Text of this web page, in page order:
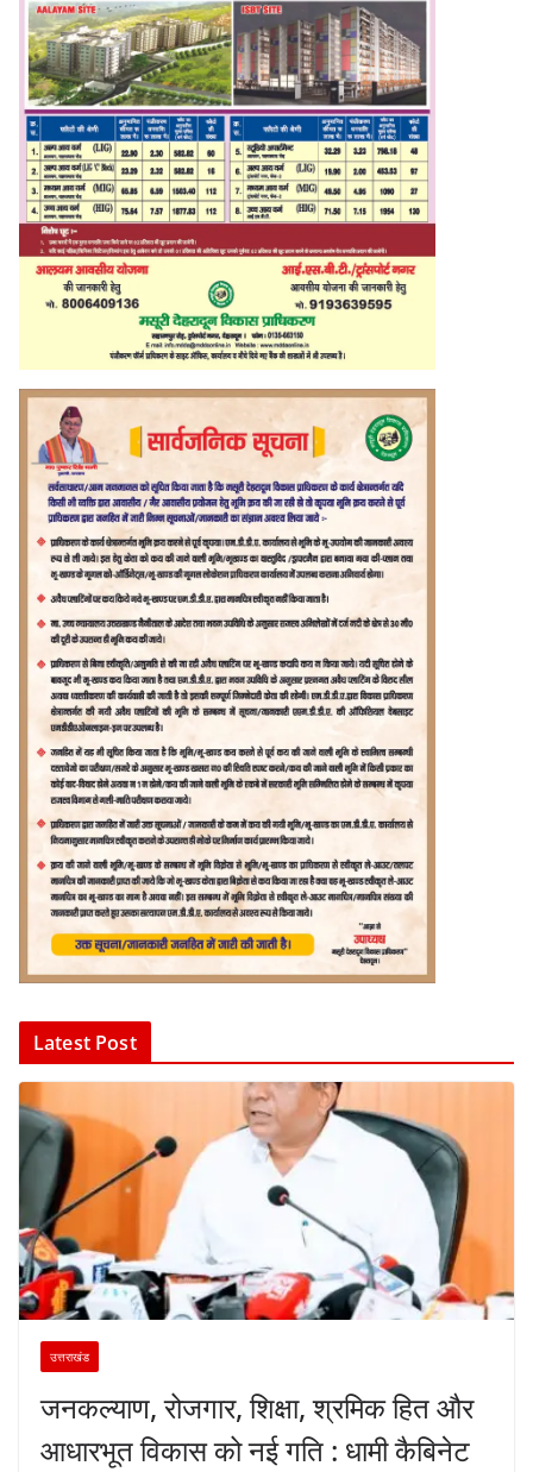
Latest Post
उत्तराखंड
जनकल्याण, रोजगार, शिक्षा, श्रमिक हित और
आधारभूत विकास को नई गति : धामी कैबिनेट